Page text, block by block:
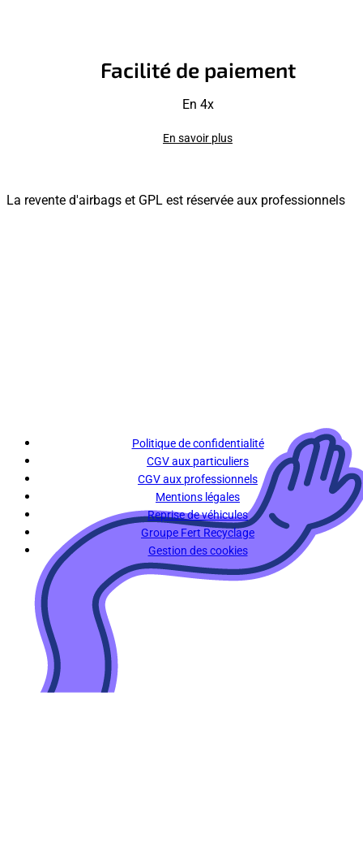
Facilité de paiement
En 4x
En savoir plus
La revente d'airbags et GPL est réservée aux professionnels
Politique de confidentialité
CGV aux particuliers
CGV aux professionnels
Mentions légales
Reprise de véhicules
Groupe Fert Recyclage
Gestion des cookies